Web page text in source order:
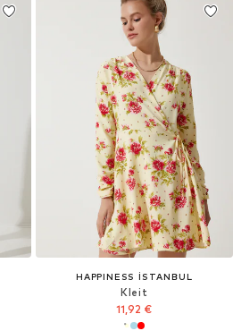
HAPPINESS İSTANBUL
Kleit
11,92 €